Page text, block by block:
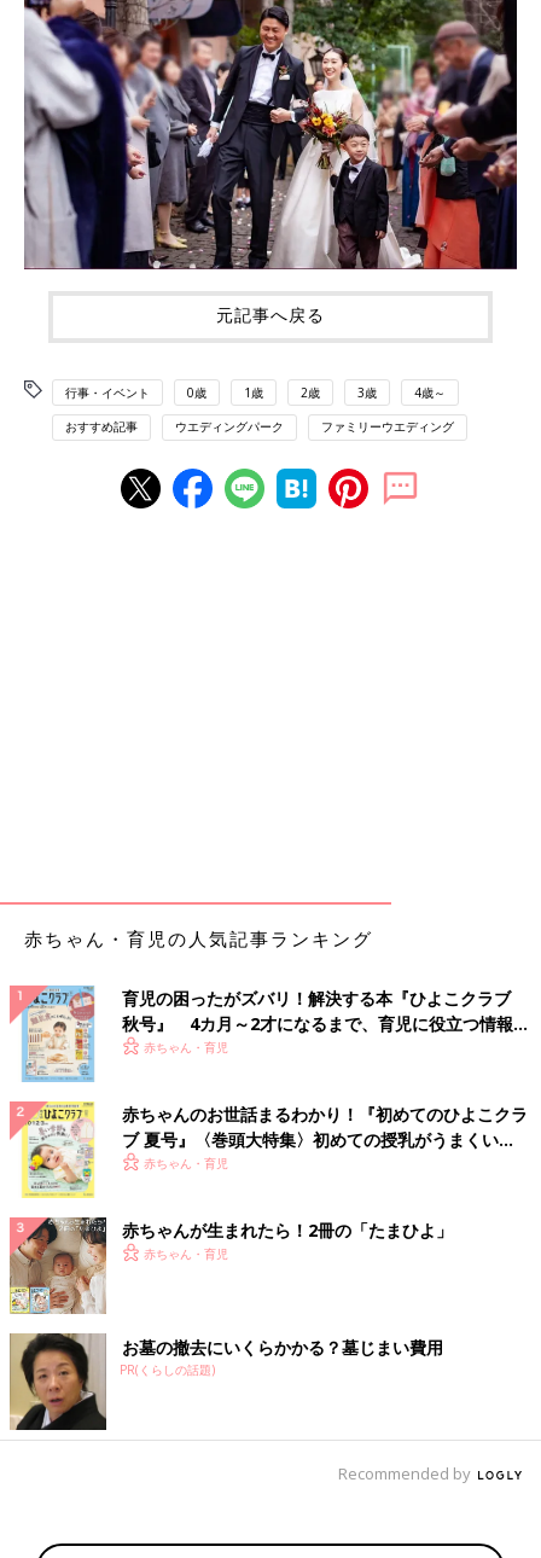
元記事へ戻る
行事・イベント 0歳 1歳 2歳 3歳 4歳～
おすすめ記事 ウエディングパーク ファミリーウエディング
赤ちゃん・育児の人気記事ランキング
育児の困ったがズバリ！解決する本『ひよこクラブ
秋号』 4カ月～2才になるまで、育児に役立つ情報が
いっぱい！
赤ちゃん・育児
赤ちゃんのお世話まるわかり！『初めてのひよこクラ
ブ 夏号』〈巻頭大特集〉初めての授乳がうまくい
く！ おっぱい・ミルクの基本と夏のトラブル 解決テ
赤ちゃん・育児
赤ちゃんが生まれたら！2冊の「たまひよ」
赤ちゃん・育児
お墓の撤去にいくらかかる？墓じまい費用
PR(くらしの話題)
Recommended by